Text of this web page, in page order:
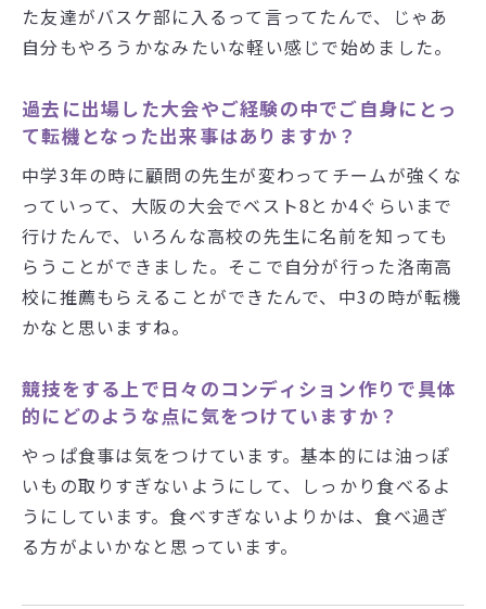
た友達がバスケ部に入るって言ってたんで、じゃあ
自分もやろうかなみたいな軽い感じで始めました。
過去に出場した大会やご経験の中でご自身にとっ
て転機となった出来事はありますか？
中学3年の時に顧問の先生が変わってチームが強くな
っていって、大阪の大会でベスト8とか4ぐらいまで
行けたんで、いろんな高校の先生に名前を知っても
らうことができました。そこで自分が行った洛南高
校に推薦もらえることができたんで、中3の時が転機
かなと思いますね。
競技をする上で日々のコンディション作りで具体
的にどのような点に気をつけていますか？
やっぱ食事は気をつけています。基本的には油っぽ
いもの取りすぎないようにして、しっかり食べるよ
うにしています。食べすぎないよりかは、食べ過ぎ
る方がよいかなと思っています。